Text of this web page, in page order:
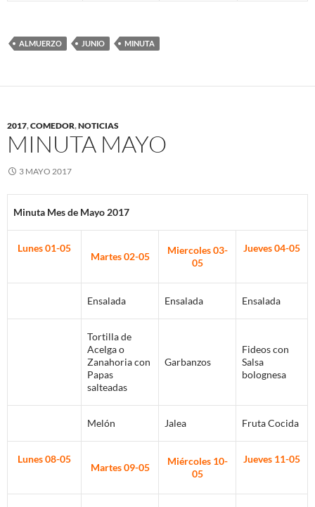
ALMUERZO JUNIO MINUTA
2017,COMEDOR,NOTICIAS
MINUTA MAYO
3 MAYO 2017
Minuta Mes de Mayo 2017
Lunes 01-05
Martes 02-05
Miercoles 03-
05
Jueves 04-05
Ensalada Ensalada Ensalada
Tortilla de
Acelga o
Zanahoria con
Papas
salteadas
Garbanzos
Fideos con
Salsa
bolognesa
Melón Jalea Fruta Cocida
Lunes 08-05
Martes 09-05
Miércoles 10-
05
Jueves 11-05